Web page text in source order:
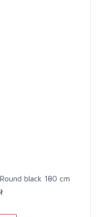
black 180 cm